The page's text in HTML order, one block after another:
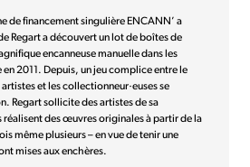
de financement singulière ENCANN’ a
Regart a découvert un lot de boîtes de
encanneuse manuelle dans les
2011. Depuis, un jeu complice entre le
et les collectionneur·euses se
Regart sollicite des artistes de sa
réalisent des œuvres originales à partir de la
même plusieurs – en vue de tenir une
mises aux enchères.